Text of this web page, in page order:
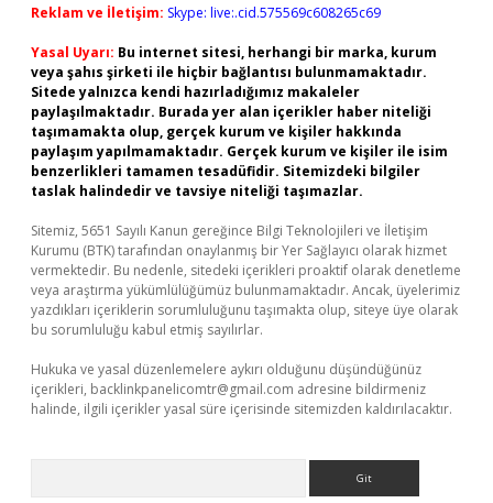
Reklam ve İletişim: Skype: live:.cid.575569c608265c69
Yasal Uyarı: Bu internet sitesi, herhangi bir marka, kurum
veya şahıs şirketi ile hiçbir bağlantısı bulunmamaktadır.
Sitede yalnızca kendi hazırladığımız makaleler
paylaşılmaktadır. Burada yer alan içerikler haber niteliği
taşımamakta olup, gerçek kurum ve kişiler hakkında
paylaşım yapılmamaktadır. Gerçek kurum ve kişiler ile isim
benzerlikleri tamamen tesadüfidir. Sitemizdeki bilgiler
taslak halindedir ve tavsiye niteliği taşımazlar.
Sitemiz, 5651 Sayılı Kanun gereğince Bilgi Teknolojileri ve İletişim
Kurumu (BTK) tarafından onaylanmış bir Yer Sağlayıcı olarak hizmet
vermektedir. Bu nedenle, sitedeki içerikleri proaktif olarak denetleme
veya araştırma yükümlülüğümüz bulunmamaktadır. Ancak, üyelerimiz
yazdıkları içeriklerin sorumluluğunu taşımakta olup, siteye üye olarak
bu sorumluluğu kabul etmiş sayılırlar.
Hukuka ve yasal düzenlemelere aykırı olduğunu düşündüğünüz
içerikleri, backlinkpanelicomtr@gmail.com adresine bildirmeniz
halinde, ilgili içerikler yasal süre içerisinde sitemizden kaldırılacaktır.